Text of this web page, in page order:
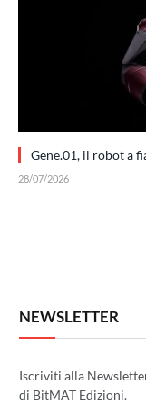
Gene.01, il robot a
28/07/2026
NEWSLETTER
Iscriviti alla
di BitMAT Edizioni.